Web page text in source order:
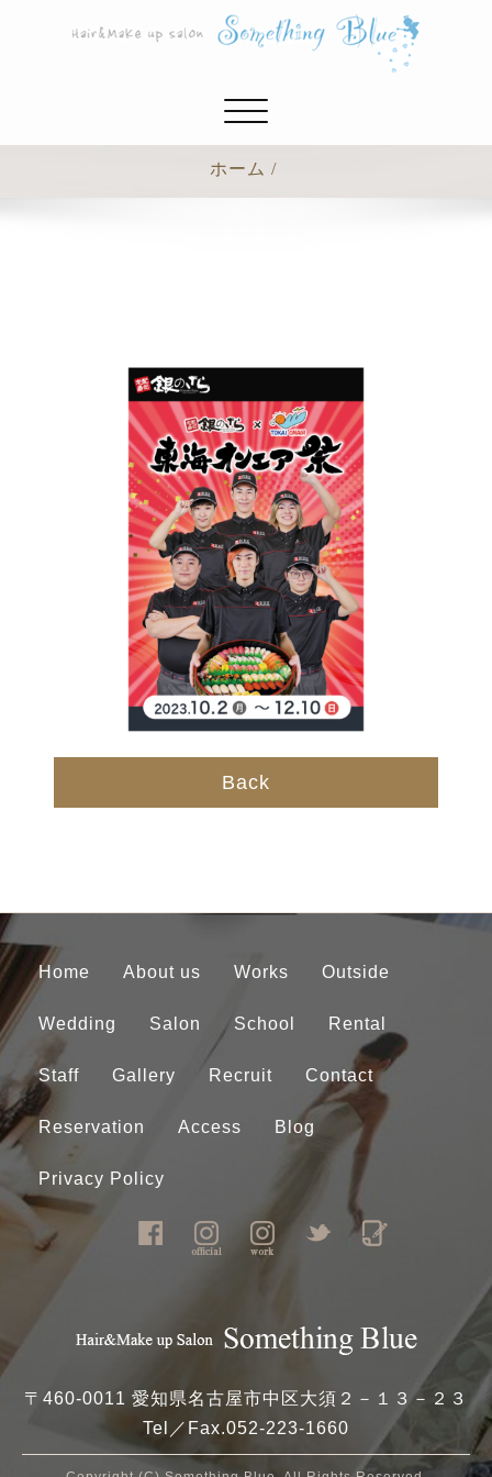
ナ
ゲ
ホーム
Back
Home About us Works Outside
Wedding Salon School Rental
Staff Gallery Recruit Contact
Reservation Access Blog
Privacy Policy
〒460-0011 愛知県名古屋市中区大須２－１３－２３
Tel／Fax.052-223-1660